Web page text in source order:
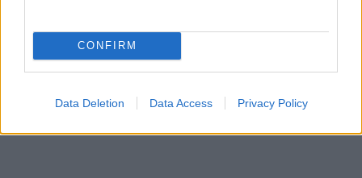
CONFIRM
Data Deletion Data Access Privacy Policy